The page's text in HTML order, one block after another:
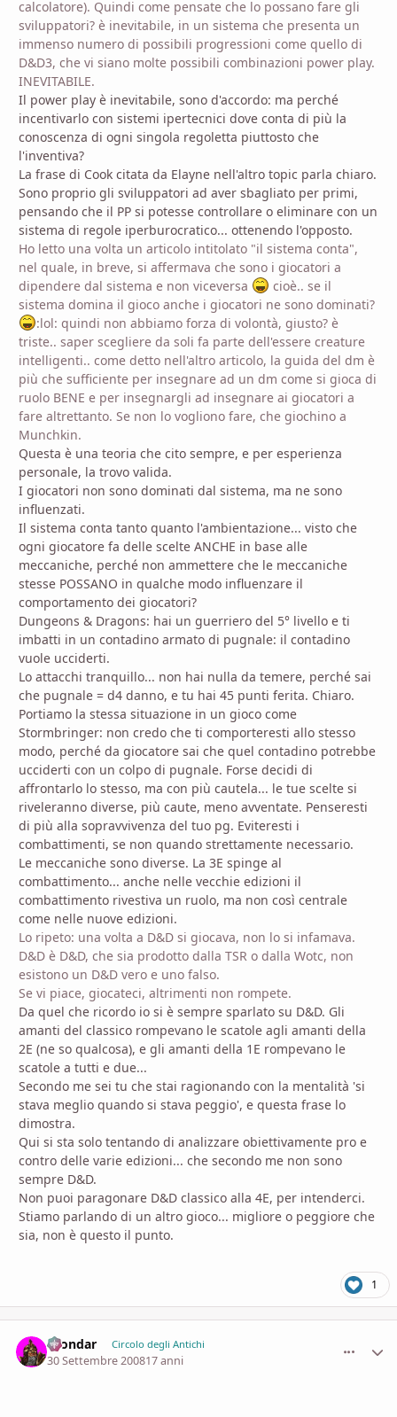
calcolatore). Quindi come pensate che lo possano fare gli
sviluppatori? è inevitabile, in un sistema che presenta un
immenso numero di possibili progressioni come quello di
D&D3, che vi siano molte possibili combinazioni power play.
INEVITABILE.
Il power play è inevitabile, sono d'accordo: ma perché
incentivarlo con sistemi ipertecnici dove conta di più la
conoscenza di ogni singola regoletta piuttosto che
l'inventiva?
La frase di Cook citata da Elayne nell'altro topic parla chiaro.
Sono proprio gli sviluppatori ad aver sbagliato per primi,
pensando che il PP si potesse controllare o eliminare con un
sistema di regole iperburocratico... ottenendo l'opposto.
Ho letto una volta un articolo intitolato "il sistema conta",
nel quale, in breve, si affermava che sono i giocatori a
dipendere dal sistema e non viceversa
cioè.. se il
sistema domina il gioco anche i giocatori ne sono dominati?
:lol: quindi non abbiamo forza di volontà, giusto? è
triste.. saper scegliere da soli fa parte dell'essere creature
intelligenti.. come detto nell'altro articolo, la guida del dm è
più che sufficiente per insegnare ad un dm come si gioca di
ruolo BENE e per insegnargli ad insegnare ai giocatori a
fare altrettanto. Se non lo vogliono fare, che giochino a
Munchkin.
Questa è una teoria che cito sempre, e per esperienza
personale, la trovo valida.
I giocatori non sono dominati dal sistema, ma ne sono
influenzati.
Il sistema conta tanto quanto l'ambientazione... visto che
ogni giocatore fa delle scelte ANCHE in base alle
meccaniche, perché non ammettere che le meccaniche
stesse POSSANO in qualche modo influenzare il
comportamento dei giocatori?
Dungeons & Dragons: hai un guerriero del 5° livello e ti
imbatti in un contadino armato di pugnale: il contadino
vuole ucciderti.
Lo attacchi tranquillo... non hai nulla da temere, perché sai
che pugnale = d4 danno, e tu hai 45 punti ferita. Chiaro.
Portiamo la stessa situazione in un gioco come
Stormbringer: non credo che ti comporteresti allo stesso
modo, perché da giocatore sai che quel contadino potrebbe
ucciderti con un colpo di pugnale. Forse decidi di
affrontarlo lo stesso, ma con più cautela... le tue scelte si
riveleranno diverse, più caute, meno avventate. Penseresti
di più alla sopravvivenza del tuo pg. Eviteresti i
combattimenti, se non quando strettamente necessario.
Le meccaniche sono diverse. La 3E spinge al
combattimento... anche nelle vecchie edizioni il
combattimento rivestiva un ruolo, ma non così centrale
come nelle nuove edizioni.
Lo ripeto: una volta a D&D si giocava, non lo si infamava.
D&D è D&D, che sia prodotto dalla TSR o dalla Wotc, non
esistono un D&D vero e uno falso.
Se vi piace, giocateci, altrimenti non rompete.
Da quel che ricordo io si è sempre sparlato su D&D. Gli
amanti del classico rompevano le scatole agli amanti della
2E (ne so qualcosa), e gli amanti della 1E rompevano le
scatole a tutti e due...
Secondo me sei tu che stai ragionando con la mentalità 'si
stava meglio quando si stava peggio', e questa frase lo
dimostra.
Qui si sta solo tentando di analizzare obiettivamente pro e
contro delle varie edizioni... che secondo me non sono
sempre D&D.
Non puoi paragonare D&D classico alla 4E, per intenderci.
Stiamo parlando di un altro gioco... migliore o peggiore che
sia, non è questo il punto.
1
thondar Circolo degli Antichi
30 Settembre 200817 anni